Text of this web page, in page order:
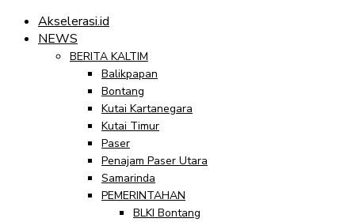
Akselerasi.id
NEWS
BERITA KALTIM
Balikpapan
Bontang
Kutai Kartanegara
Kutai Timur
Paser
Penajam Paser Utara
Samarinda
PEMERINTAHAN
BLKI Bontang